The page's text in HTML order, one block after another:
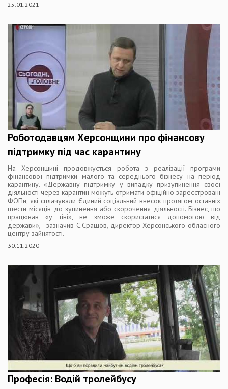
25.01.2021
Роботодавцям Херсонщини про фінансову
підтримку під час карантину
На Херсонщині продовжується робота з реалізації програми
фінансової підтримки малого та середнього бізнесу на період
карантину. «Державну підтримку у випадку призупинення своєї
діяльності через карантин можуть отримати офіційно зареєстровані
ФОПи, які сплачували Єдиний соціальний внесок протягом останніх
шести місяців до зупинення або скорочення діяльності. Бізнес, що
працював «у тіні», не зможе скористатися допомогою від
держави», - зазначив Є.Єрашов, директор Херсонського обласного
центру зайнятості.
30.11.2020
Професія: Водій тролейбусу